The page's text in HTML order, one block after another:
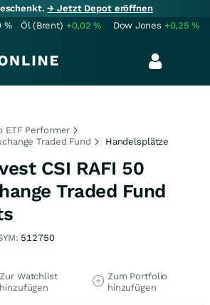
→ Jetzt Depot eröffnen
% Öl (Brent) +0,02% Dow Jones +0,25%
ETF Performer
Traded Fund
Handelsplätze
CSI RAFI 50
Traded Fund
512750
Zur Watchlist
hinzufügen
Zum Portfolio
hinzufügen